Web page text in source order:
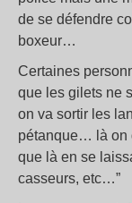
de se défendre
boxeur…
Certaines
que les gilets ne
on va sortir les
pétanque… là on
que là en se
casseurs, etc…”